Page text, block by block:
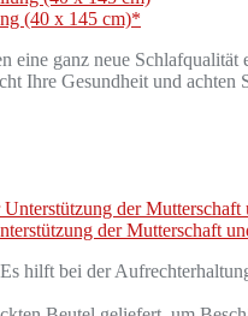
(40 x 145 cm)*
ganz neue Schlafqualität
Ihre Gesundheit und achten
der Mutterschaft
hilft bei der